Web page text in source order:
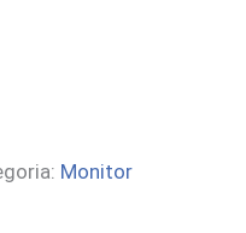
Monitor